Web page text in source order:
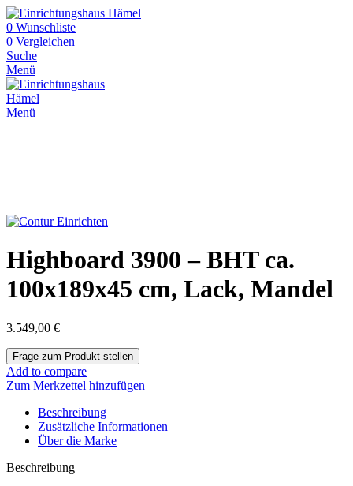
0 Wunschliste
0 Vergleichen
Suche
Menü
Menü
Highboard 3900 – BHT ca.
100x189x45 cm, Lack, Mandel
3.549,00 €
Add to compare
Zum Merkzettel hinzufügen
Beschreibung
Zusätzliche Informationen
Über die Marke
Beschreibung